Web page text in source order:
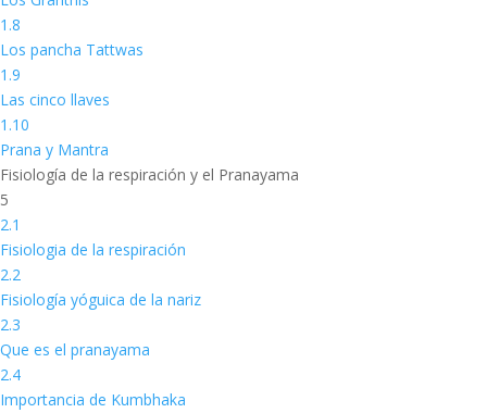
1.8
Los pancha Tattwas
1.9
Las cinco llaves
1.10
Prana y Mantra
Fisiología de la respiración y el Pranayama
5
2.1
Fisiologia de la respiración
2.2
Fisiología yóguica de la nariz
2.3
Que es el pranayama
2.4
Importancia de Kumbhaka